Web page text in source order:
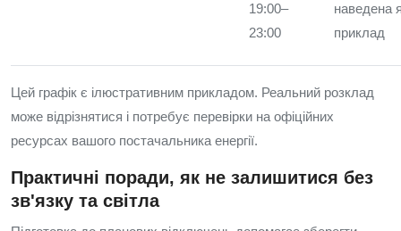
19:00–
23:00
наведена
приклад
Цей графік є ілюстративним прикладом. Реальний розклад
може відрізнятися і потребує перевірки на офіційних
ресурсах вашого постачальника енергії.
Практичні поради, як не залишитися без
зв'язку та світла